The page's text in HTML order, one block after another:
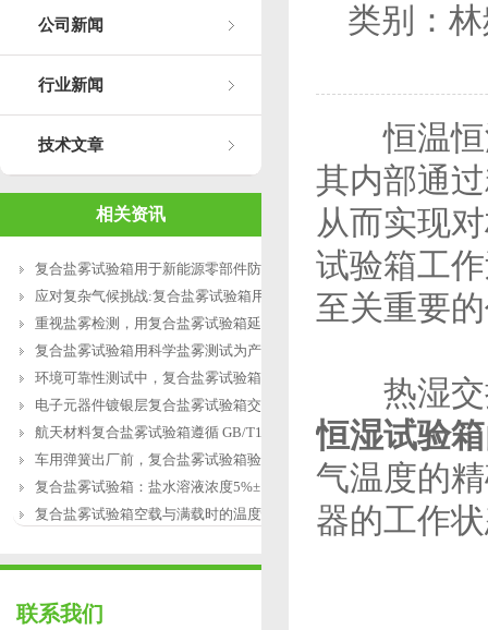
公司新闻
行业新闻
技术文章
相关资讯
复合盐雾试验箱用于新能源零部件防腐测
应对复杂气候挑战:复合盐雾试验箱用于涂
重视盐雾检测，用复合盐雾试验箱延长产
复合盐雾试验箱用科学盐雾测试为产品研
环境可靠性测试中，复合盐雾试验箱缺水
电子元器件镀银层复合盐雾试验箱交变盐
航天材料复合盐雾试验箱遵循 GB/T12967.3
车用弹簧出厂前，复合盐雾试验箱验证盐
复合盐雾试验箱：盐水溶液浓度5%±1%的配
复合盐雾试验箱空载与满载时的温度恢复
联系我们
类别：
恒温恒湿
其内部通
从而实现
试验箱工
至关重要
热湿交
恒湿试验箱
气温度的
器的工作